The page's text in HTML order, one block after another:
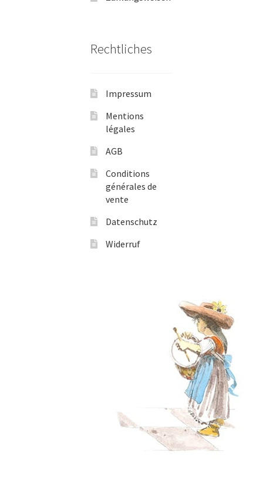
Rechtliches
Impressum
Mentions
légales
AGB
Conditions
générales de
vente
Datenschutz
Widerruf